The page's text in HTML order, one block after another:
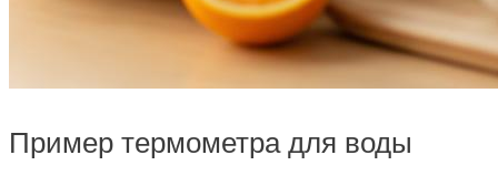
Пример термометра для воды